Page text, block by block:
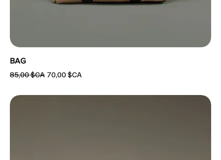
BAG
Prix original
85,00 $CA Prix promotionnel
70,00 $CA